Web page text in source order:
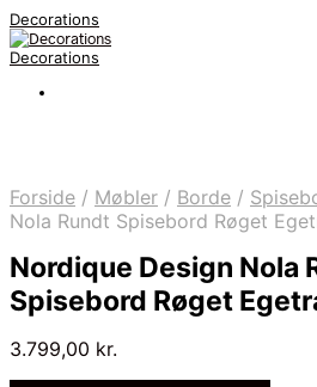
Decorations
Decorations
Forside / Møbler / Borde /
Nola Rundt Spisebord Røget
Nordique Design Nola
Spisebord Røget
3.799,00 kr.